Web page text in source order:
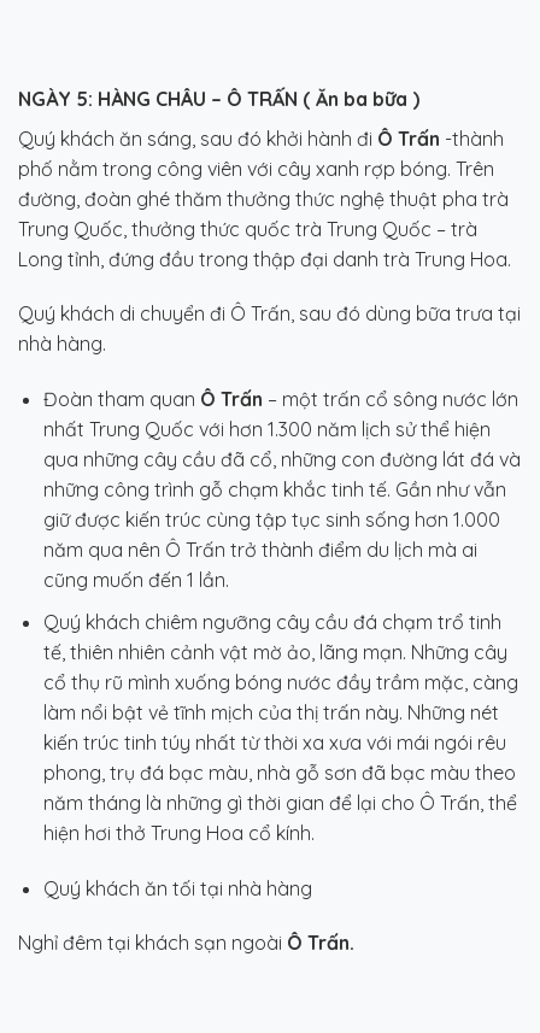
NGÀY 5: HÀNG CHÂU – Ô TRẤN ( Ăn ba bữa )
Quý khách ăn sáng, sau đó khởi hành đi Ô Trấn -thành
phố nằm trong công viên với cây xanh rợp bóng. Trên
đường, đoàn ghé thăm thưởng thức nghệ thuật pha trà
Trung Quốc, thưởng thức quốc trà Trung Quốc – trà
Long tỉnh, đứng đầu trong thập đại danh trà Trung Hoa.
Quý khách di chuyển đi Ô Trấn, sau đó dùng bữa trưa tại
nhà hàng.
Đoàn tham quan Ô Trấn – một trấn cổ sông nước lớn
nhất Trung Quốc với hơn 1.300 năm lịch sử thể hiện
qua những cây cầu đã cổ, những con đường lát đá và
những công trình gỗ chạm khắc tinh tế. Gần như vẫn
giữ được kiến trúc cùng tập tục sinh sống hơn 1.000
năm qua nên Ô Trấn trở thành điểm du lịch mà ai
cũng muốn đến 1 lần.
Quý khách chiêm ngưỡng cây cầu đá chạm trổ tinh
tế, thiên nhiên cảnh vật mờ ảo, lãng mạn. Những cây
cổ thụ rũ mình xuống bóng nước đầy trầm mặc, càng
làm nổi bật vẻ tĩnh mịch của thị trấn này. Những nét
kiến trúc tinh túy nhất từ thời xa xưa với mái ngói rêu
phong, trụ đá bạc màu, nhà gỗ sơn đã bạc màu theo
năm tháng là những gì thời gian để lại cho Ô Trấn, thể
hiện hơi thở Trung Hoa cổ kính.
Quý khách ăn tối tại nhà hàng
Nghỉ đêm tại khách sạn ngoài Ô Trấn.